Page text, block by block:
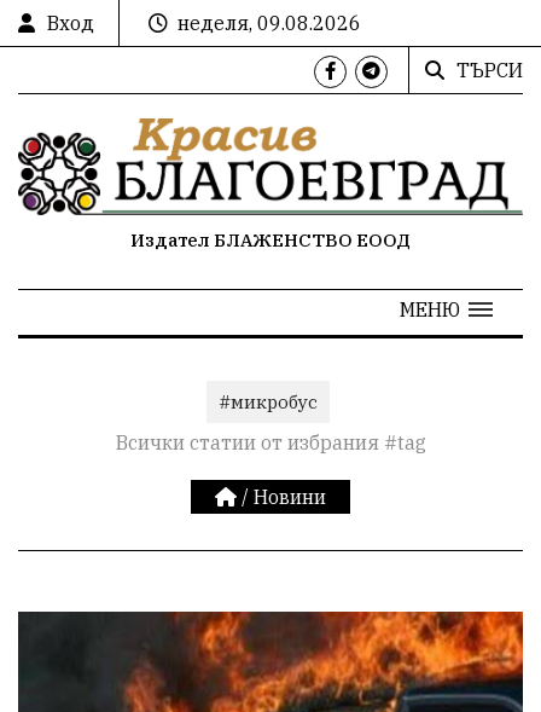
Вход
неделя, 09.08.2026
ТЪРСИ
Издател БЛАЖЕНСТВО ЕООД
МЕНЮ
#микробус
Всички статии от избрания #tag
/ Новини